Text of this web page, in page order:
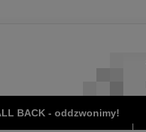
BACK - oddzwonimy!